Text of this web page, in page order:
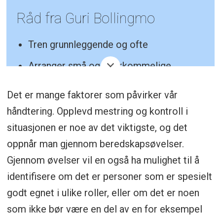
Råd fra Guri Bollingmo
Tren grunnleggende og ofte
Arranger små og overkommelige
Bygg kompetanse gjennom å øve
Finn ut hvordan du reagerer på stress
Finn ut hvordan dine kollegaer reagerer
på stress
Ansatte må kjenne egen organisasjon
Bygg forståelse og åpenhet
Det er mange faktorer som påvirker vår
håndtering. Opplevd mestring og kontroll i
situasjonen er noe av det viktigste, og det
oppnår man gjennom beredskapsøvelser.
Gjennom øvelser vil en også ha mulighet til å
identifisere om det er personer som er spesielt
godt egnet i ulike roller, eller om det er noen
som ikke bør være en del av en for eksempel